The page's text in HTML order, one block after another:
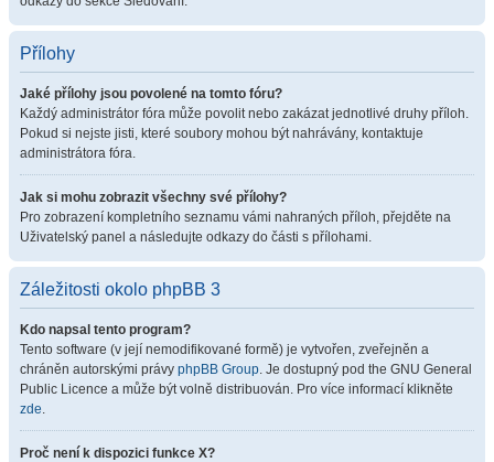
Přílohy
Jaké přílohy jsou povolené na tomto fóru?
Každý administrátor fóra může povolit nebo zakázat jednotlivé druhy příloh.
Pokud si nejste jisti, které soubory mohou být nahrávány, kontaktuje
administrátora fóra.
Jak si mohu zobrazit všechny své přílohy?
Pro zobrazení kompletního seznamu vámi nahraných příloh, přejděte na
Uživatelský panel a následujte odkazy do části s přílohami.
Záležitosti okolo phpBB 3
Kdo napsal tento program?
Tento software (v její nemodifikované formě) je vytvořen, zveřejněn a
chráněn autorskými právy phpBB Group. Je dostupný pod the GNU General
Public Licence a může být volně distribuován. Pro více informací klikněte
zde.
Proč není k dispozici funkce X?